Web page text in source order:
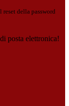
della password
posta elettronica!